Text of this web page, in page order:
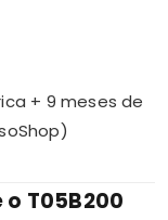
+ 9 meses de
T05B200